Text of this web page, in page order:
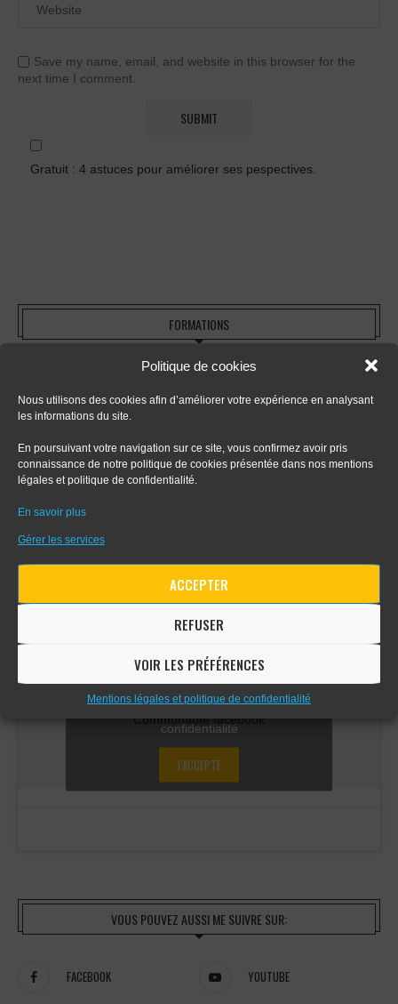
Politique de cookies
Nous utilisons des cookies afin d’améliorer votre expérience en analysant
les informations du site.
En poursuivant votre navigation sur ce site, vous confirmez avoir pris
connaissance de notre politique de cookies présentée dans nos mentions
légales et politique de confidentialité.
En savoir plus
Gérer les services
ACCEPTER
REFUSER
VOIR LES PRÉFÉRENCES
Mentions légales et politique de confidentialité
Save my name, email, and website in this browser for the
next time I comment.
Gratuit : 4 astuces pour améliorer ses pespectives.
FORMATIONS
- Tout sur le dessin en perspective
- Apprendre le digital painting
- Apprendre la perspective d'intérieur
Communauté facebook
Cliquez sur « J’accepte » pour activer
Facebook
Mentions légales et politique de
confidentialité
J’ACCEPTE
VOUS POUVEZ AUSSI ME SUIVRE SUR:
FACEBOOK YOUTUBE